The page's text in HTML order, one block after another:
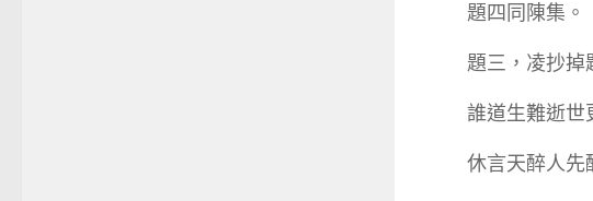
題四同陳集。
題三，凌抄掉
誰道生難逝世
休言天醉人先